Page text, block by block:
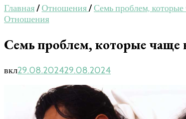
Главная/Отношения/Семь проблем, которые
Отношения
Семь проблем, которые чаще
вкл29.08.202429.08.2024